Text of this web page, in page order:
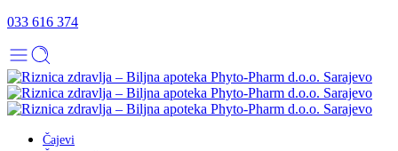
033 616 374
Čajevi